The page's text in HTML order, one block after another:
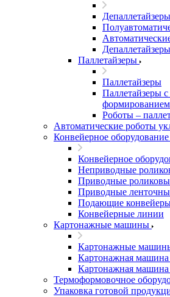
Депаллетайзеры
Паллетайзеры
Паллетайзеры
Паллетайзеры
Роботы –
Автоматические роботы
Конвейерное оборудование
Конвейерное
Неприводные
Приводные
Приводные
Подающие
Конвейерные линии
Картонажные машины
Картонажные
Картонажная машина
Картонажная машина
Термоформовочное
Упаковка готовой